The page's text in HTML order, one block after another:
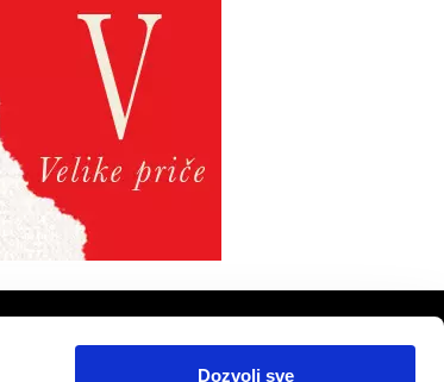
Dozvoli sve